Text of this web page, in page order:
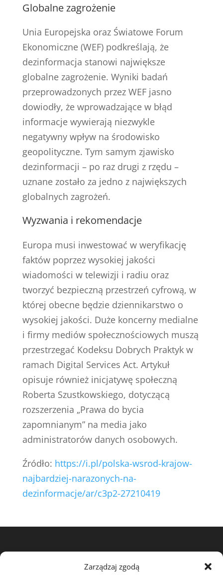
Zarządzaj zgodą
Globalne zagrożenie
Unia Europejska oraz Światowe Forum
Ekonomiczne (WEF) podkreślają, że
dezinformacja stanowi największe
globalne zagrożenie. Wyniki badań
przeprowadzonych przez WEF jasno
dowiodły, że wprowadzające w błąd
informacje wywierają niezwykle
negatywny wpływ na środowisko
geopolityczne. Tym samym zjawisko
dezinformacji – po raz drugi z rzędu –
uznane zostało za jedno z największych
globalnych zagrożeń.
Wyzwania i rekomendacje
Europa musi inwestować w weryfikację
faktów poprzez wysokiej jakości
wiadomości w telewizji i radiu oraz
tworzyć bezpieczną przestrzeń cyfrową, w
której obecne będzie dziennikarstwo o
wysokiej jakości. Duże koncerny medialne
i firmy mediów społecznościowych muszą
przestrzegać Kodeksu Dobrych Praktyk w
ramach Digital Services Act. Artykuł
opisuje również inicjatywę społeczną
Roberta Szustkowskiego, dotyczącą
rozszerzenia „Prawa do bycia
zapomnianym” na media jako
administratorów danych osobowych.
Źródło: https://i.pl/polska-wsrod-krajow-
najbardziej-narazonych-na-
dezinformacje/ar/c3p2-27210419
View my profile on The Marque